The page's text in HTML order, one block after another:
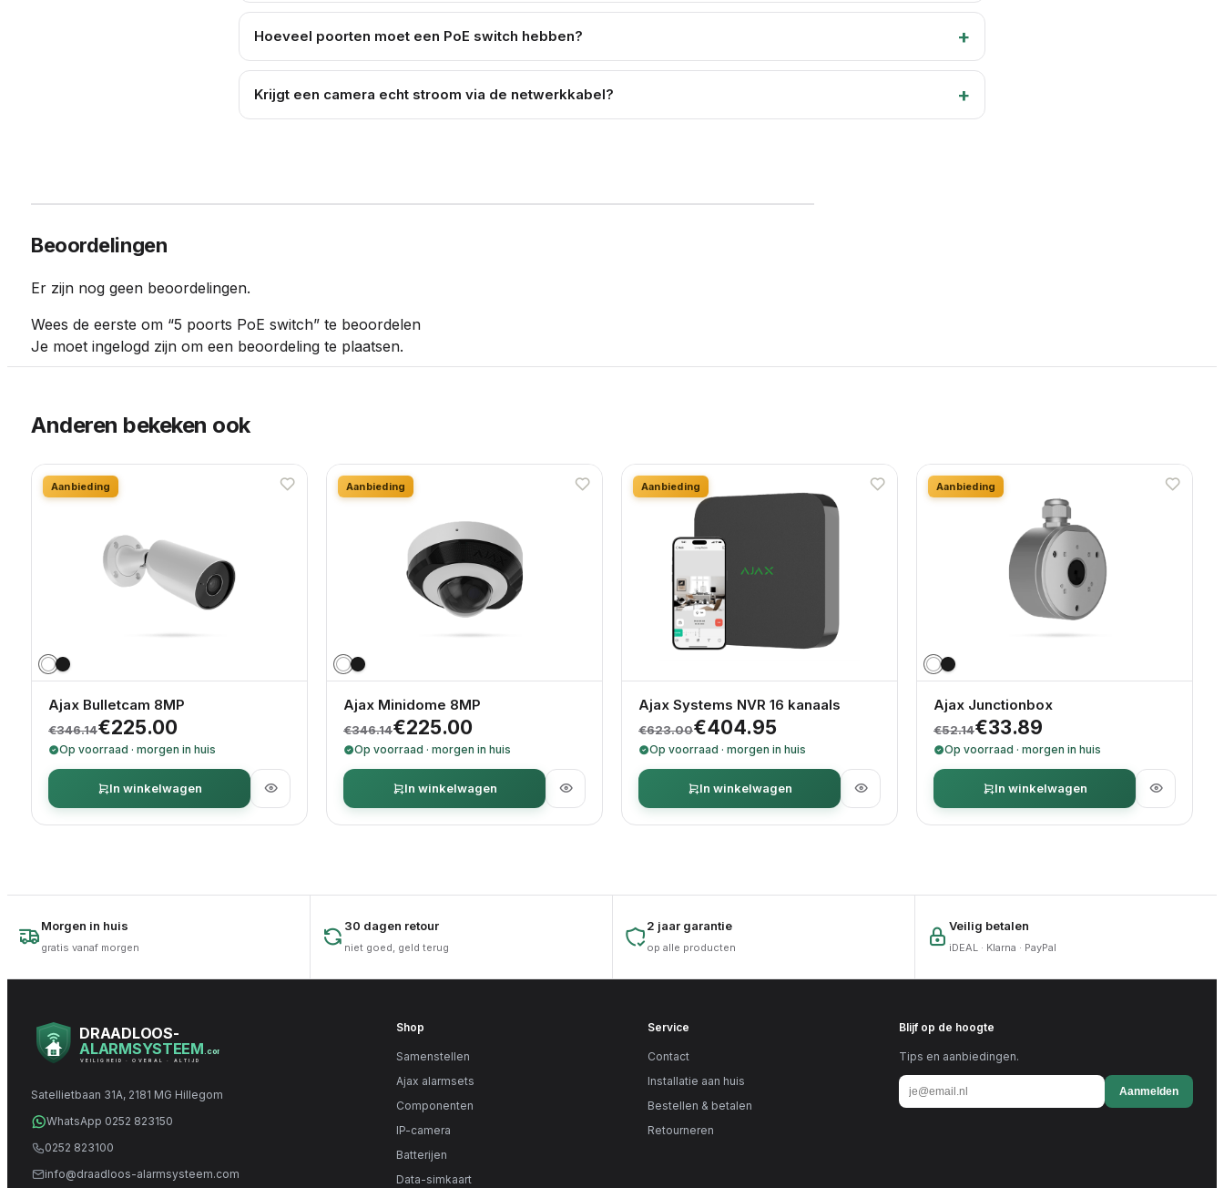
Hoeveel poorten moet een PoE switch hebben?
Krijgt een camera echt stroom via de netwerkkabel?
Beoordelingen
Er zijn nog geen beoordelingen.
Wees de eerste om “5 poorts PoE switch” te beoordelen
Je moet ingelogd zijn om een beoordeling te plaatsen.
Anderen bekeken ook
Aanbieding
Ajax Bulletcam 8MP
€346.14
Oorspronkelijke prijs was: €346.14.
€225.00
Huidige prijs is: €225.00.
Op voorraad · morgen in huis
In winkelwagen
Aanbieding
Ajax Minidome 8MP
€346.14
Oorspronkelijke prijs was: €346.14.
€225.00
Huidige prijs is: €225.00.
Op voorraad · morgen in huis
In winkelwagen
Aanbieding
Ajax Systems NVR 16 kanaals
€623.00
Oorspronkelijke prijs was: €623.00.
€404.95
Huidige prijs is: €404.95.
Op voorraad · morgen in huis
In winkelwagen
Aanbieding
Ajax Junctionbox
€52.14
Oorspronkelijke prijs was:
€33.89
Huidige prijs is: €33.89.
Op voorraad · morgen in huis
In winkelwagen
Morgen in huis
gratis vanaf morgen
30 dagen retour
niet goed, geld terug
2 jaar garantie
op alle producten
Veilig betalen
iDEAL · Klarna · PayPal
DRAADLOOS-
ALARMSYSTEEM .com
VEILIGHEID · OVERAL · ALTIJD
Satellietbaan 31A, 2181 MG Hillegom
WhatsApp 0252 823150
0252 823100
info@draadloos-alarmsysteem.com
Shop
Samenstellen
Ajax alarmsets
Componenten
IP-camera
Batterijen
Data-simkaart
Service
Contact
Installatie aan huis
Bestellen & betalen
Retourneren
Blijf op de hoogte
Tips en aanbiedingen.
Aanmelden